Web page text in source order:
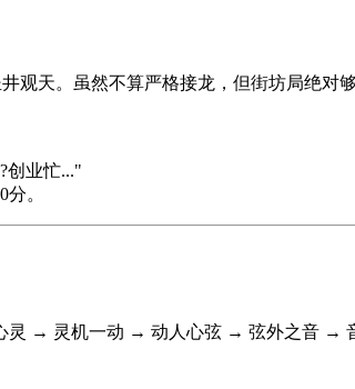
天。虽然不算严格接龙，但街坊局绝对
?创业忙..."
。
→ 灵机一动 → 动人心弦 → 弦外之音